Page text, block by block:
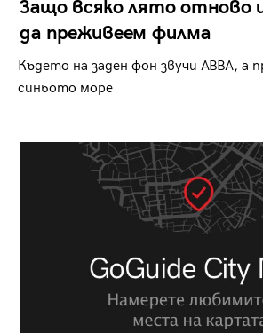
Защо всяко лято отново
да преживеем филма
Където на заден фон звучи ABBA, а
синьото море